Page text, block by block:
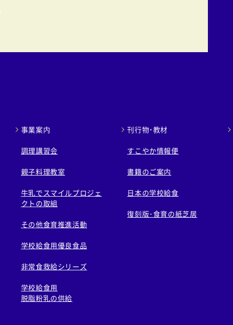
事業案内
調理講習会
親子料理教室
牛乳でスマイルプロジェ
クトの取組
その他食育推進活動
学校給食用優良食品
非常食救給シリーズ
学校給食用
脱脂粉乳の供給
刊行物・教材
すこやか情報便
書籍のご案内
日本の学校給食
復刻版･食育の紙芝居